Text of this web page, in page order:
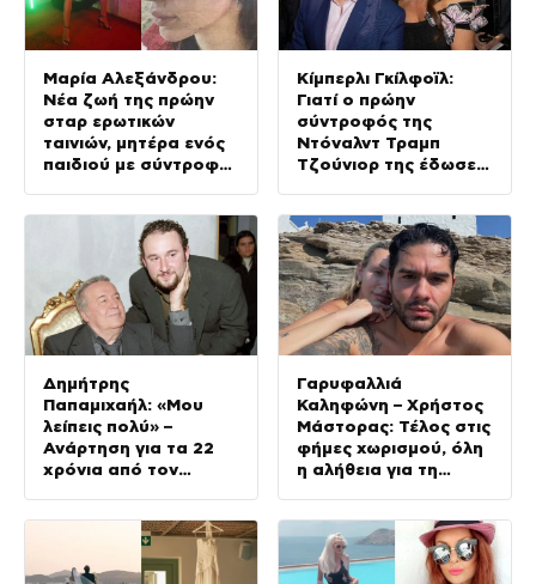
Μαρία Αλεξάνδρου:
Νέα ζωή της πρώην
σταρ ερωτικών
ταινιών, μητέρα ενός
παιδιού με σύντροφο
Κίμπερλι Γκίλφοϊλ:
Γιατί ο πρώην
σύντροφός της
Ντόναλντ Τραμπ
Τζούνιορ της έδωσε
μετά τον χωρισμό
Δημήτρης
Παπαμιχαήλ: «Μου
λείπεις πολύ» –
Ανάρτηση για τα 22
χρόνια από τον
Γαρυφαλλιά
Καληφώνη – Χρήστος
Μάστορας: Τέλος στις
φήμες χωρισμού, όλη
η αλήθεια για τη